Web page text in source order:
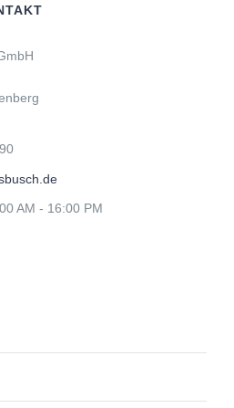
AM - 16:00 PM